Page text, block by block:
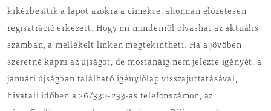
kikézbesítik a lapot azokra a címekre, ahonnan előzetesen
regisztráció érkezett. Hogy mi mindenről olvashat az aktuális
számban, a mellékelt linken megtekintheti. Ha a jövőben
szeretné kapni az újságot, de mostanáig nem jelezte igényét, a
januári újságban található igénylőlap visszajuttatásával,
hivatali időben a 26/330-233-as telefonszámon, az